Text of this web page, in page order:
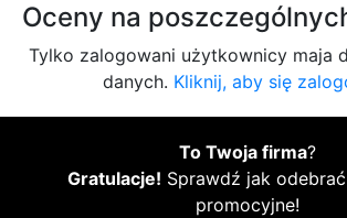
Oceny na
Tylko zalogowani użytkownicy maja
danych. Kliknij, aby się
To Twoja firma?
Gratulacje! Sprawdź jak odebrać
promocyjne!